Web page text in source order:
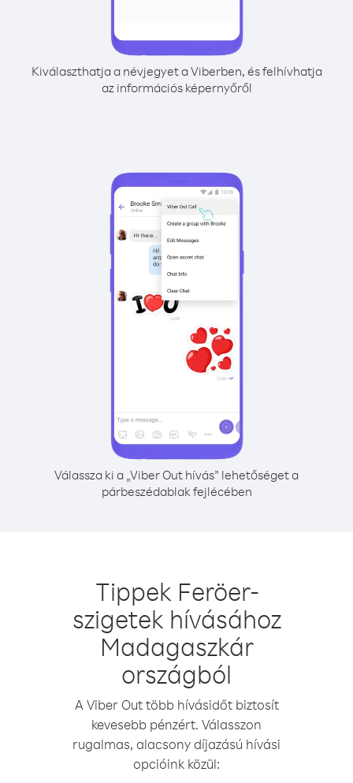
Kiválaszthatja a névjegyet a Viberben, és felhívhatja
az információs képernyőről
Válassza ki a „Viber Out hívás” lehetőséget a
párbeszédablak fejlécében
Tippek Feröer-
szigetek hívásához
Madagaszkár
országból
A Viber Out több hívásidőt biztosít
kevesebb pénzért. Válasszon
rugalmas, alacsony díjazású hívási
opcióink közül: